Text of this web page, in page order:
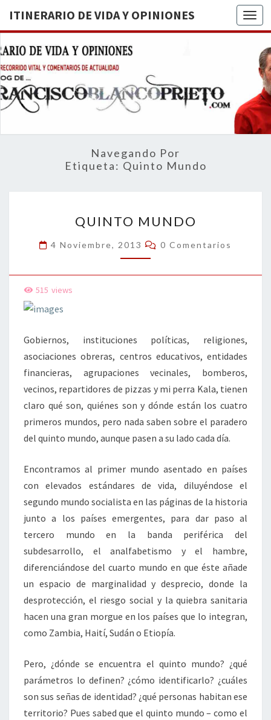
ITINERARIO DE VIDA Y OPINIONES
DE
BREVE
RECORRIDO
VITAL Y
ACTUALIDAD
Navegando Por
Etiqueta: Quinto Mundo
MUNDO
QUINTO MUNDO
4 Noviembre, 2013 Comentarios
0 Comentarios
515 views
Gobiernos, instituciones políticas, religiones,
asociaciones obreras, centros educativos, entidades
financieras, agrupaciones vecinales, bomberos,
vecinos, repartidores de pizzas y mi perra Kala, tienen
claro qué son, quiénes son y dónde están los cuatro
primeros mundos, pero nada saben sobre el paradero
del quinto mundo, aunque pasen a su lado cada día.
Encontramos al primer mundo asentado en países
con elevados estándares de vida, diluyéndose el
segundo mundo socialista en las páginas de la historia
junto a los países emergentes, para dar paso al
tercero mundo en la banda periférica del
subdesarrollo, el analfabetismo y el hambre,
diferenciándose del cuarto mundo en que éste añade
un espacio de marginalidad y desprecio, donde la
desprotección, el riesgo social y la quiebra sanitaria
hacen una gran morgue en los países que lo integran,
como Zambia, Haití, Sudán o Etiopía.
Pero, ¿dónde se encuentra el quinto mundo? ¿qué
parámetros lo definen? ¿cómo identificarlo? ¿cuáles
son sus señas de identidad? ¿qué personas habitan ese
territorio? Pues sabed que el quinto mundo – como el